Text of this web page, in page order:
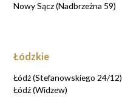
Nowy Sącz (Nadbrzeżna 59)
Łódzkie
Łódź (Stefanowskiego 24/12)
Łódź (Widzew)